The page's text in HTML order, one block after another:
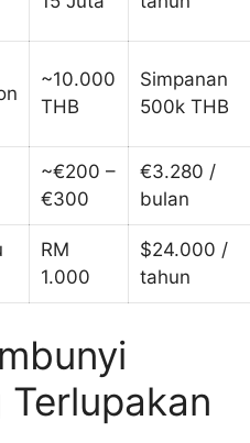
~10.000
THB
Simpanan
500k THB
~€200 –
€300
€3.280 /
bulan
RM
1.000
$24.000 /
tahun